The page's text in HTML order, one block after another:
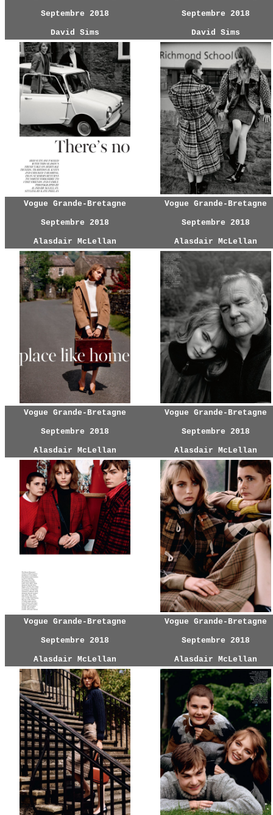
Septembre 2018
David Sims
Septembre 2018
David Sims
Vogue Grande-Bretagne
Septembre 2018
Alasdair McLellan
Vogue Grande-Bretagne
Septembre 2018
Alasdair McLellan
Vogue Grande-Bretagne
Septembre 2018
Alasdair McLellan
Vogue Grande-Bretagne
Septembre 2018
Alasdair McLellan
Vogue Grande-Bretagne
Septembre 2018
Alasdair McLellan
Vogue Grande-Bretagne
Septembre 2018
Alasdair McLellan